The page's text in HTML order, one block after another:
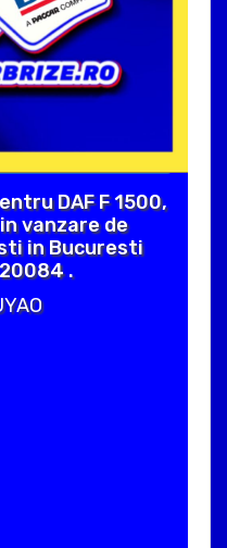
DAF F 1500,
vanzare de
in Bucuresti
.